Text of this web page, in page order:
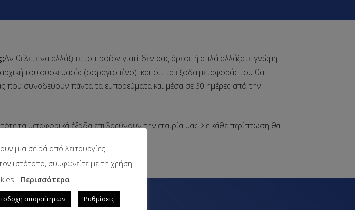
Αν θέλετε να αλλάξετε το προϊόν γιατί δεν σας άρεσε ή απλά αλλάξατε γνώμη
του συσκευασία (σφραγισμένο) και ότι τα έξοδα μεταφοράς του θα
που συνοδεύουν πάντα τα εμπορεύματα και μέσα σε 30 ημέρες από την
τα μεταφορικά έξοδα επιβαρύνουν την εταιρία μας. Σε κάθε περίπτωση θα
μια σειρά από λειτουργίες...
ιστότοπο, συμφωνείτε με τη χρήση
Περισσότερα
απαραίτητων Ρυθμίσεις